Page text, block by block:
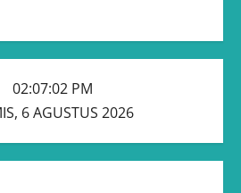
02:07:04 PM
6 AGUSTUS 2026